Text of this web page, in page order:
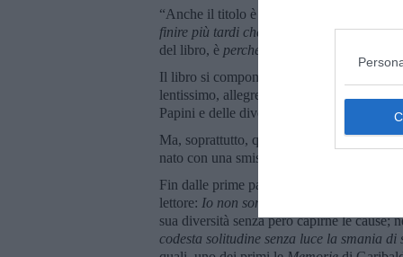
“Anche il titolo è ingannevole.
finire più tardi che sia possibile. Se,
del libro, è perché volli incominciare
Il libro si compone di 50 capitoli scanditi in
lentissimo, allegretto) che, come un
Papini e delle diverse epoche.
Ma, soprattutto, quello che emerge fin
nato con una smisurata mania di
Fin dalle prime pagine, nel primo capitolo
lettore: Io non son mai stato bambino.
sua diversità senza però capirne le cause;
codesta solitudine senza luce la smania di